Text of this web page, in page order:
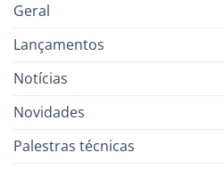
Geral
Lançamentos
Notícias
Novidades
Palestras técnicas